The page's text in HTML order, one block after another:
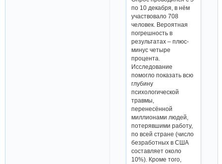
по 10 декабря, в нём
участвовало 708
человек. Вероятная
погрешность в
результатах – плюс-
минус четыре
процента.
Исследование
помогло показать всю
глубину
психологической
травмы,
перенесённой
миллионами людей,
потерявшими работу,
по всей стране (число
безработных в США
составляет около
10%). Кроме того,